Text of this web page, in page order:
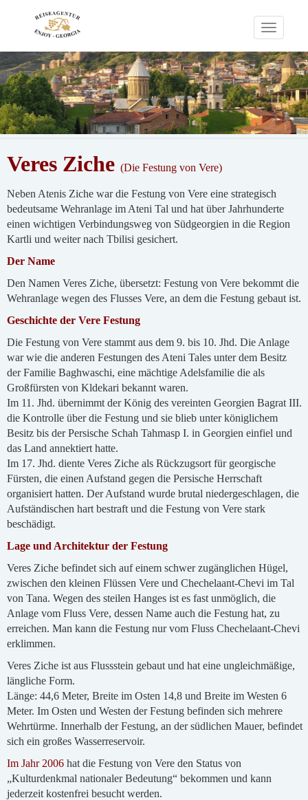
Toggle
Veres Ziche (Die Festung von Vere)
Neben Atenis Ziche war die Festung von Vere eine strategisch
bedeutsame Wehranlage im Ateni Tal und hat über Jahrhunderte
einen wichtigen Verbindungsweg von Südgeorgien in die Region
Kartli und weiter nach Tbilisi gesichert.
Der Name
Den Namen Veres Ziche, übersetzt: Festung von Vere bekommt die
Wehranlage wegen des Flusses Vere, an dem die Festung gebaut ist.
Geschichte der Vere Festung
Die Festung von Vere stammt aus dem 9. bis 10. Jhd. Die Anlage
war wie die anderen Festungen des Ateni Tales unter dem Besitz
der Familie Baghwaschi, eine mächtige Adelsfamilie die als
Großfürsten von Kldekari bekannt waren.
Im 11. Jhd. übernimmt der König des vereinten Georgien Bagrat III.
die Kontrolle über die Festung und sie blieb unter königlichem
Besitz bis der Persische Schah Tahmasp I. in Georgien einfiel und
das Land annektiert hatte.
Im 17. Jhd. diente Veres Ziche als Rückzugsort für georgische
Fürsten, die einen Aufstand gegen die Persische Herrschaft
organisiert hatten. Der Aufstand wurde brutal niedergeschlagen, die
Aufständischen hart bestraft und die Festung von Vere stark
beschädigt.
Lage und Architektur der Festung
Veres Ziche befindet sich auf einem schwer zugänglichen Hügel,
zwischen den kleinen Flüssen Vere und Chechelaant-Chevi im Tal
von Tana. Wegen des steilen Hanges ist es fast unmöglich, die
Anlage vom Fluss Vere, dessen Name auch die Festung hat, zu
erreichen. Man kann die Festung nur vom Fluss Chechelaant-Chevi
erklimmen.
Veres Ziche ist aus Flussstein gebaut und hat eine ungleichmäßige,
längliche Form.
Länge: 44,6 Meter, Breite im Osten 14,8 und Breite im Westen 6
Meter. Im Osten und Westen der Festung befinden sich mehrere
Wehrtürme. Innerhalb der Festung, an der südlichen Mauer, befindet
sich ein großes Wasserreservoir.
Im Jahr 2006 hat die Festung von Vere den Status von
„Kulturdenkmal nationaler Bedeutung“ bekommen und kann
jederzeit kostenfrei besucht werden.